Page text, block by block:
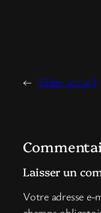
← Slider accueil
Laisser un
Votre adresse e-